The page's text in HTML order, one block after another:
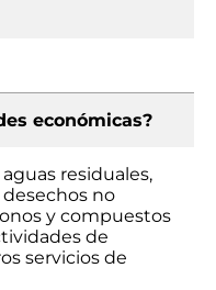
económicas?
residuales,
no
y compuestos
de
servicios de